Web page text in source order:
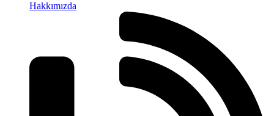
Hakkımızda